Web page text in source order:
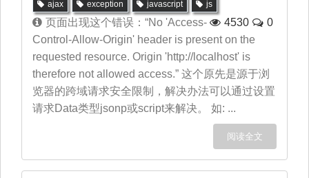
ajax exception javascript js
4530 0
页面出现这个错误：“No 'Access-
Control-Allow-Origin' header is present on the
requested resource. Origin 'http://localhost' is
therefore not allowed access.” 这个原先是源于浏
览器的跨域请求安全限制，解决办法可以通过设置
请求Data类型jsonp或script来解决。 如: ...
阅读全文